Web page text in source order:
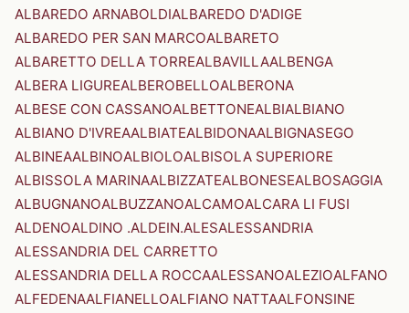
ALBAREDO ARNABOLDIALBAREDO D'ADIGE
ALBAREDO PER SAN MARCOALBARETO
ALBARETTO DELLA TORREALBAVILLAALBENGA
ALBERA LIGUREALBEROBELLOALBERONA
ALBESE CON CASSANOALBETTONEALBIALBIANO
ALBIANO D'IVREAALBIATEALBIDONAALBIGNASEGO
ALBINEAALBINOALBIOLOALBISOLA SUPERIORE
ALBISSOLA MARINAALBIZZATEALBONESEALBOSAGGIA
ALBUGNANOALBUZZANOALCAMOALCARA LI FUSI
ALDENOALDINO .ALDEIN.ALESALESSANDRIA
ALESSANDRIA DEL CARRETTO
ALESSANDRIA DELLA ROCCAALESSANOALEZIOALFANO
ALFEDENAALFIANELLOALFIANO NATTAALFONSINE